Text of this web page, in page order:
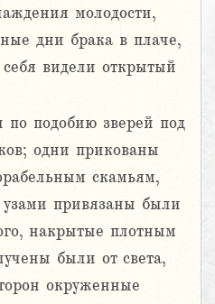
молодости,
дни брака в плаче,
видели открытый
подобию зверей под
одни прикованы
скамьям,
привязаны были
накрытые плотным
были от света,
окруженные